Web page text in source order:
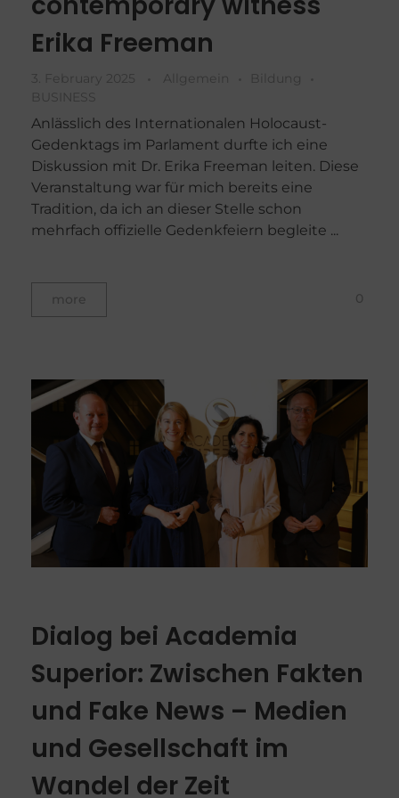
Erika Freeman
3. February 2025 Allgemein
Bildung
BUSINESS
Anlässlich des Internationalen Holocaust-
Gedenktags im Parlament durfte ich eine
Diskussion mit Dr. Erika Freeman leiten. Diese
Veranstaltung war für mich bereits eine
Tradition, da ich an dieser Stelle schon
mehrfach offizielle Gedenkfeiern begleite ...
more 0
Dialog bei Academia
Superior: Zwischen Fakten
und Fake News – Medien
und Gesellschaft im
Wandel der Zeit